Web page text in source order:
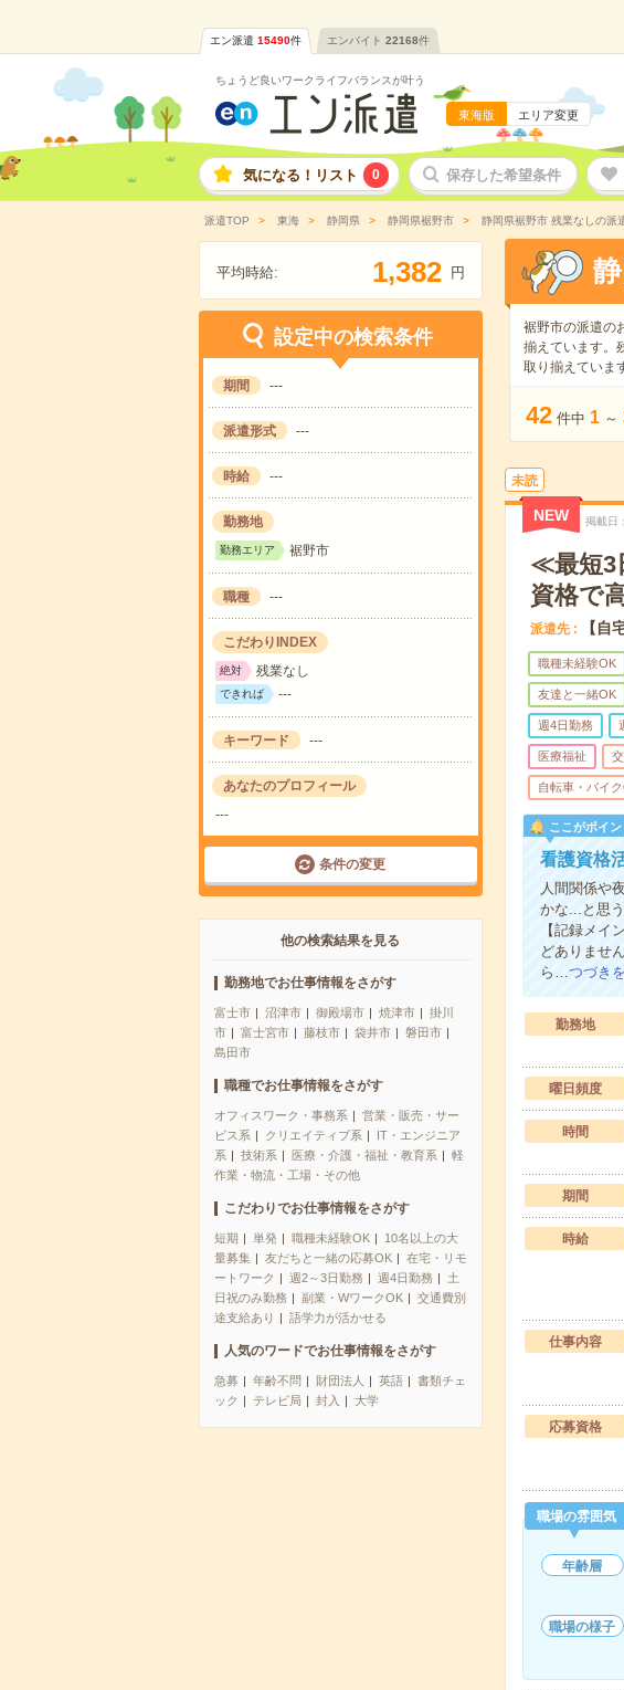
エン派遣 15490件 エンバイト 22168件
ちょうど良いワークライフバランスが叶う
東海版 エリア変更
気になる！リスト 0 保存した希望条件
派遣TOP 東海 静岡県 静岡県裾野市 静岡県裾野市 残業なしの派
平均時給: 1,382 円
設定中の検索条件
期間 ---
派遣形式 ---
時給 ---
勤務地
勤務エリア 裾野市
職種 ---
こだわりINDEX
絶対 残業なし
できれば ---
キーワード ---
あなたのプロフィール
---
条件の変更
他の検索結果を見る
勤務地でお仕事情報をさがす
富士市 沼津市 御殿場市 焼津市
掛川
市
富士宮市 藤枝市 袋井市
磐田市
島田市
職種でお仕事情報をさがす
オフィスワーク・事務系
営業・販売・サー
ビス系
クリエイティブ系
IT・エンジニア
系
技術系 医療・介護・福祉・教育系
軽
作業・物流・工場・その他
こだわりでお仕事情報をさがす
短期 単発 職種未経験OK
10名以上の大
量募集
友だちと一緒の応募OK
在宅・リモ
ートワーク
週2～3日勤務 週4日勤務
土
日祝のみ勤務
副業・WワークOK
交通費別
途支給あり
語学力が活かせる
人気のワードでお仕事情報をさがす
急募 年齢不問 財団法人 英語
書類チェ
ック
テレビ局 封入 大学
裾野市の派遣の
揃えています。
取り揃えていま
42 件中 1 ～
未読
NEW 掲載日
≪最短3
資格で
派遣先 【自
職種未経験OK
友達と一緒OK
週4日勤務
医療福祉
自転車・バイ
ここがポイン
看護資格
人間関係や
かな...と思
【記録メイ
どありませ
ら…つづき
勤務地
曜日頻度
時間
期間
時給
仕事内容
応募資格
職場の雰囲気
年齢層
職場の様子